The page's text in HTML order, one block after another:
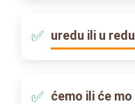
uredu ili u redu
ćemo ili će mo